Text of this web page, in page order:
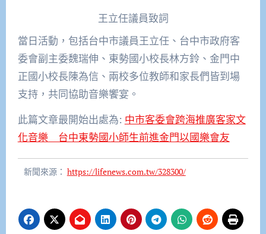
王立任議員致詞
當日活動，包括台中市議員王立任、台中市政府客
委會副主委魏瑞伸、東勢國小校長林方鈴、金門中
正國小校長陳為信、兩校多位教師和家長們皆到場
支持，共同協助音樂饗宴。
此篇文章最開始出處為: 中市客委會跨海推廣客家文
化音樂 台中東勢國小師生前進金門以國樂會友
新聞來源： https://lifenews.com.tw/328300/